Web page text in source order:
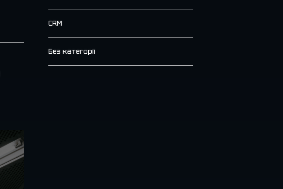
CRM
Без категорії